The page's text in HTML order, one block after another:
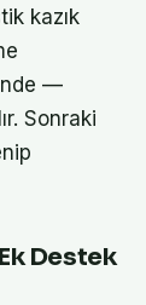
kazık
—
Sonraki
Destek